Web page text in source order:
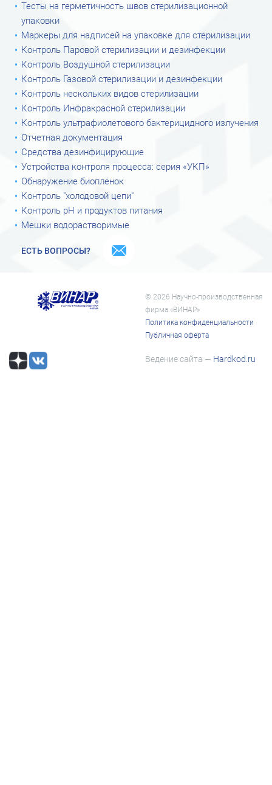
Тесты на герметичность швов стерилизационной
упаковки
Маркеры для надписей на упаковке для стерилизации
Контроль Паровой стерилизации и дезинфекции
Контроль Воздушной стерилизации
Контроль Газовой стерилизации и дезинфекции
Контроль нескольких видов стерилизации
Контроль Инфракрасной стерилизации
Контроль ультрафиолетового бактерицидного излучения
Отчетная документация
Средства дезинфицирующие
Устройства контроля процесса: серия «УКП»
Обнаружение биоплёнок
Контроль "холодовой цепи"
Контроль рН и продуктов питания
Мешки водорастворимые
ЕСТЬ ВОПРОСЫ?
© 2026 Научно-производственная
фирма «ВИНАР»
Политика конфиденциальности
Публичная оферта
Ведение сайта — Hardkod.ru